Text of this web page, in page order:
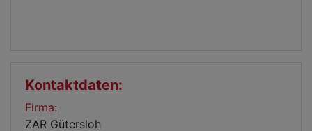
Kontaktdaten:
Firma:
ZAR Gütersloh